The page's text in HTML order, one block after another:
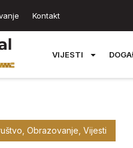
Kontakt
VIJESTI
Obrazovanje Vijesti